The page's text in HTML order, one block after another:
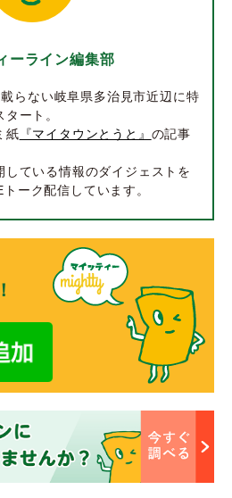
ーライン編集部
らない岐阜県多治見市近辺に特
ート。
紙 『マイタウンとうと』 の記事
している情報のダイジェストを
ーク配信しています。